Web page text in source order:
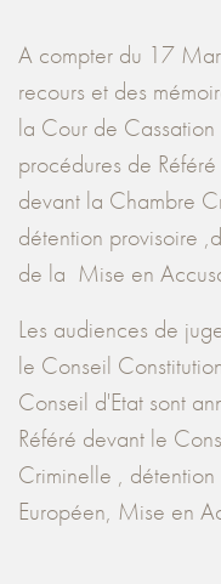
A compter du 17
recours et des
la Cour de
procédures de
devant la Chambre
détention provisoire
de la Mise en
Les audiences de
le Conseil
Conseil d'Etat sont
Référé devant le
Criminelle ,
Européen, Mise en